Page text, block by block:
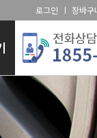
로그인 장바구